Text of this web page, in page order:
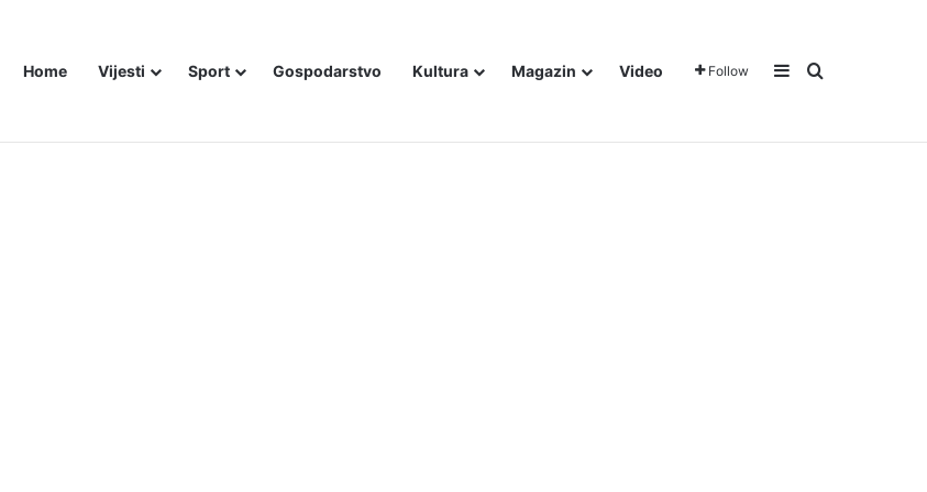
Home Vijesti Sport Gospodarstvo Kultura Magazin Video Follow Sidebar
Traži
o Stanivukovićevu veličanju tzv. Krajine